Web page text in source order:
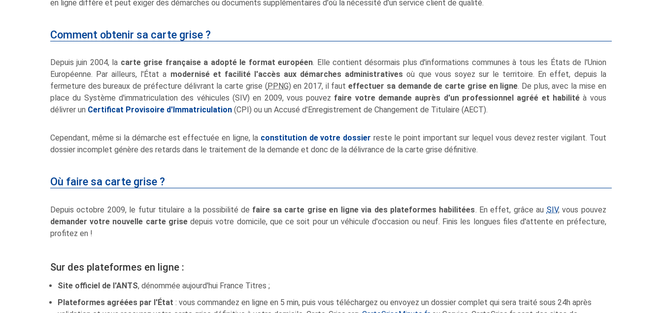
en ligne diffère et peut exiger des démarches ou documents supplémentaires d'où la nécessité d'un service client de qualité.
Comment obtenir sa carte grise ?
Depuis juin 2004, la carte grise française a adopté le format européen. Elle contient désormais plus d'informations communes à tous les États de l'Union
Européenne. Par ailleurs, l'État a modernisé et facilité l'accès aux démarches administratives où que vous soyez sur le territoire. En effet, depuis la
fermeture des bureaux de préfecture délivrant la carte grise ( PPNG) en 2017, il fauteffectuer sa demande de carte grise en ligne. De plus, avec la mise en
place du Système d'immatriculation des véhicules (SIV) en 2009, vous pouvez faire votre demande auprès d'un professionnel agréé et habilité à vous
délivrer un Certificat Provisoire d'Immatriculation (CPI) ou un Accusé d'Enregistrement de Changement de Titulaire (AECT).
Cependant, même si la démarche est effectuée en ligne, la constitution de votre dossier reste le point important sur lequel vous devez rester vigilant. Tout
dossier incomplet génère des retards dans le traitement de la demande et donc de la délivrance de la carte grise définitive.
Où faire sa carte grise ?
Depuis octobre 2009, le futur titulaire a la possibilité de faire sa carte grise en ligne via des plateformes habilitées. En effet, grâce au SIV, vous pouvez
demander votre nouvelle carte grisedepuis votre domicile, que ce soit pour un véhicule d'occasion ou neuf. Finis les longues files d'attente en préfecture,
profitez en !
Sur des plateformes en ligne :
Site officiel de l'ANTS, dénommée aujourd'hui France Titres ;
Plateformes agréées par l'État : vous commandez en ligne en 5 min, puis vous téléchargez ou envoyez un dossier complet qui sera traité sous 24h après